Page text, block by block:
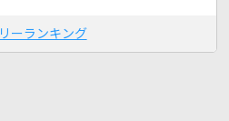
ーランキング